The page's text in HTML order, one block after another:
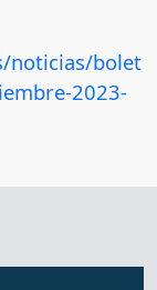
noticias/bolet
2023-